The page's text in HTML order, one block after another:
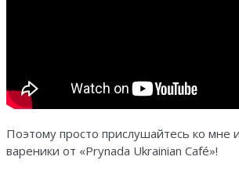
Поэтому просто прислушайтесь ко мне
вареники от «Prynada Ukrainian Café»!